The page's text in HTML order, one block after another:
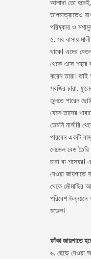
আলাদা তো
তাপমাত্রাতেও
পরিষ্কার ও
৫. সব বাসায়
থাকে। এদের
থেকে এসে শহরে
করেন তারা।
সবজির চারা,
তুলতে পারেন ছোট
যেমন তাদের
তেমনি নার্সারি
পারবেন একটি
লেভেল বেড
চারা বা শস্যের।
দেওয়া জায়গাতে
থেকে মৌমাছির
পরিবেশ
মডেল।
ফাঁকা জায়গাতে
৬. ছেড়ে দেওয়া